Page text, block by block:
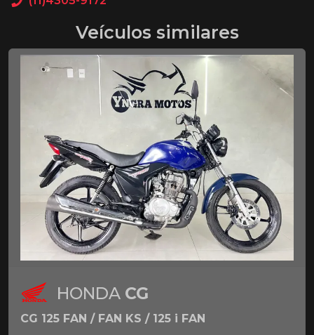
Veículos similares
HONDA CG
CG 125 FAN / FAN KS / 125 i FAN